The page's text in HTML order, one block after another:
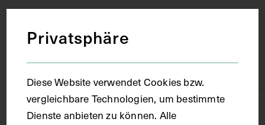
Material
Technik
Privatsphäre
Diese Website verwendet Cookies bzw.
vergleichbare Technologien, um bestimmte
Dienste anbieten zu können. Alle